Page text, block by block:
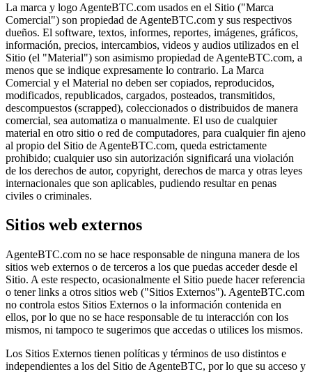
La marca y logo AgenteBTC.com usados en el Sitio ("Marca
Comercial") son propiedad de AgenteBTC.com y sus respectivos
dueños. El software, textos, informes, reportes, imágenes, gráficos,
información, precios, intercambios, videos y audios utilizados en el
Sitio (el "Material") son asimismo propiedad de AgenteBTC.com, a
menos que se indique expresamente lo contrario. La Marca
Comercial y el Material no deben ser copiados, reproducidos,
modificados, republicados, cargados, posteados, transmitidos,
descompuestos (scrapped), coleccionados o distribuidos de manera
comercial, sea automatiza o manualmente. El uso de cualquier
material en otro sitio o red de computadores, para cualquier fin ajeno
al propio del Sitio de AgenteBTC.com, queda estrictamente
prohibido; cualquier uso sin autorización significará una violación
de los derechos de autor, copyright, derechos de marca y otras leyes
internacionales que son aplicables, pudiendo resultar en penas
civiles o criminales.
Sitios web externos
AgenteBTC.com no se hace responsable de ninguna manera de los
sitios web externos o de terceros a los que puedas acceder desde el
Sitio. A este respecto, ocasionalmente el Sitio puede hacer referencia
o tener links a otros sitios web ("Sitios Externos"). AgenteBTC.com
no controla estos Sitios Externos o la información contenida en
ellos, por lo que no se hace responsable de tu interacción con los
mismos, ni tampoco te sugerimos que accedas o utilices los mismos.
Los Sitios Externos tienen políticas y términos de uso distintos e
independientes a los del Sitio de AgenteBTC, por lo que su acceso y